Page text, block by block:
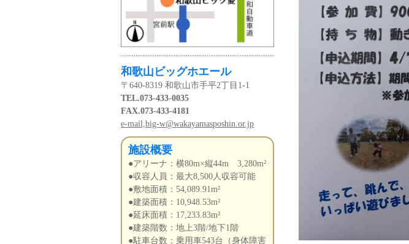
和歌山ビッグホエール
〒640-8319 和歌山市手平2丁目1-1
TEL.073-433-0035
FAX.073-433-4181
e-mail,big-w@wakayamasposhin.or.jp
施設概要
●アリーナ：横80m×縦44m 3,280m²
●収容人員：最大8,500人収容可能
●敷地面積：54,089.91m²
●建築面積：10,948.53m²
●延床面積：17,233.83m²
●建築階数：地上3階/地下1階
●駐車台数：乗用車543台（身体障害